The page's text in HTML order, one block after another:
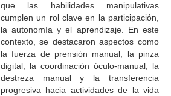
que las habilidades manipulativas
cumplen un rol clave en la participación,
la autonomía y el aprendizaje. En este
contexto, se destacaron aspectos como
la fuerza de prensión manual, la pinza
digital, la coordinación óculo-manual, la
destreza manual y la transferencia
progresiva hacia actividades de la vida